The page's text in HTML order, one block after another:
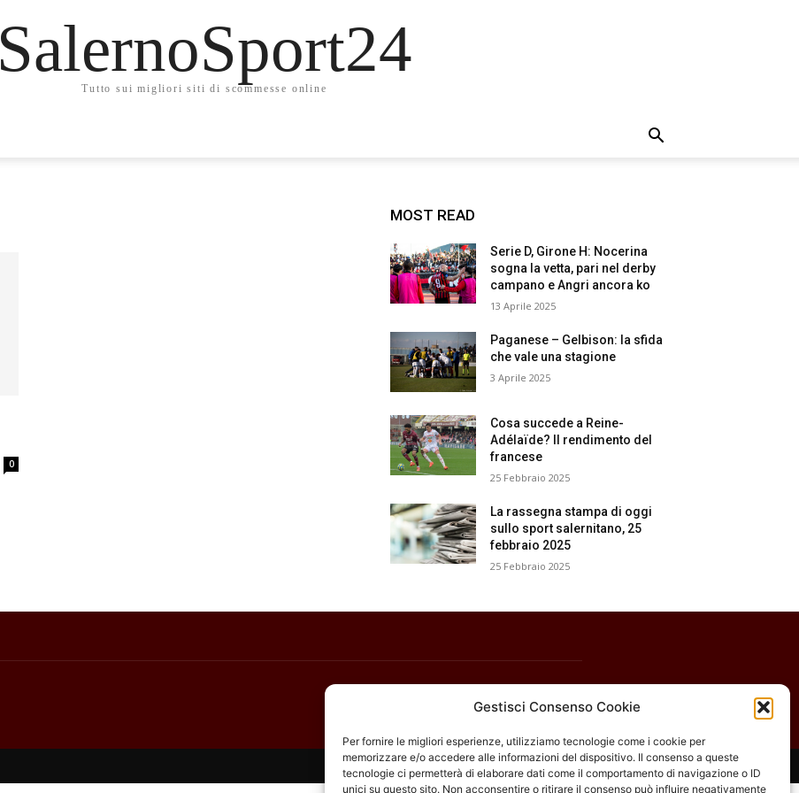
Gestisci Consenso Cookie
Per fornire le migliori esperienze, utilizziamo tecnologie come i cookie per
memorizzare e/o accedere alle informazioni del dispositivo. Il consenso a queste
tecnologie ci permetterà di elaborare dati come il comportamento di navigazione o ID
unici su questo sito. Non acconsentire o ritirare il consenso può influire negativamente
SalernoSport24
Tutto sui migliori siti di scommesse online
0
MOST READ
Serie D, Girone H: Nocerina
sogna la vetta, pari nel derby
campano e Angri ancora ko
13 Aprile 2025
Paganese – Gelbison: la sfida
che vale una stagione
3 Aprile 2025
Cosa succede a Reine-
Adélaïde? Il rendimento del
francese
25 Febbraio 2025
La rassegna stampa di oggi
sullo sport salernitano, 25
febbraio 2025
25 Febbraio 2025